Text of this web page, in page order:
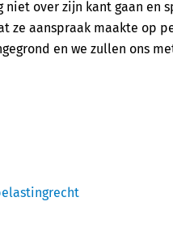
over zijn kant gaan en
ze aanspraak maakte op
en we zullen ons